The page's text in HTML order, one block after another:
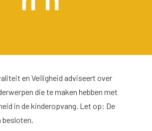
en Veiligheid adviseert over
die te maken hebben met
in de kinderopvang. Let op: De
besloten.